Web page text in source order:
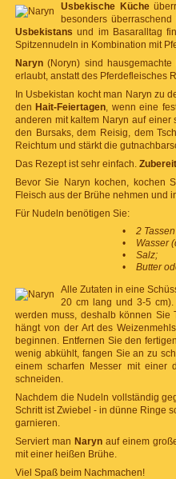
Usbekische Küche
besonders
Usbekistans und im Basaralltag
Spitzennudeln in Kombination mit
Naryn (Noryn) sind
erlaubt, anstatt des Pferdefleisches
In Usbekistan kocht man Naryn zu
den Hait-Feiertagen, wenn eine
anderen mit kaltem Naryn auf einer
den Bursaks, dem Reisig, dem
Reichtum und stärkt die
Das Rezept ist sehr einfach.
Bevor Sie Naryn kochen, kochen
Fleisch aus der Brühe nehmen und
Für Nudeln benötigen Sie:
•
2
•
Wasser
•
Salz;
•
Butter
Alle Zutaten in eine
20 cm lang und 3-5
werden muss, deshalb können Sie
hängt von der Art des
beginnen. Entfernen Sie den
wenig abkühlt, fangen Sie an zu
einem scharfen Messer mit einer
schneiden.
Nachdem die Nudeln vollständig
Schritt ist Zwiebel - in dünne Ringe
garnieren.
Serviert man Naryn auf einem
mit einer heißen Brühe.
Viel Spaß beim Nachmachen!